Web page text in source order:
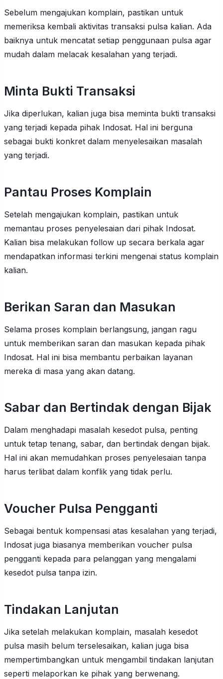
Sebelum mengajukan komplain, pastikan untuk
memeriksa kembali aktivitas transaksi pulsa kalian. Ada
baiknya untuk mencatat setiap penggunaan pulsa agar
mudah dalam melacak kesalahan yang terjadi.
Minta Bukti Transaksi
Jika diperlukan, kalian juga bisa meminta bukti transaksi
yang terjadi kepada pihak Indosat. Hal ini berguna
sebagai bukti konkret dalam menyelesaikan masalah
yang terjadi.
Pantau Proses Komplain
Setelah mengajukan komplain, pastikan untuk
memantau proses penyelesaian dari pihak Indosat.
Kalian bisa melakukan follow up secara berkala agar
mendapatkan informasi terkini mengenai status komplain
kalian.
Berikan Saran dan Masukan
Selama proses komplain berlangsung, jangan ragu
untuk memberikan saran dan masukan kepada pihak
Indosat. Hal ini bisa membantu perbaikan layanan
mereka di masa yang akan datang.
Sabar dan Bertindak dengan Bijak
Dalam menghadapi masalah kesedot pulsa, penting
untuk tetap tenang, sabar, dan bertindak dengan bijak.
Hal ini akan memudahkan proses penyelesaian tanpa
harus terlibat dalam konflik yang tidak perlu.
Voucher Pulsa Pengganti
Sebagai bentuk kompensasi atas kesalahan yang terjadi,
Indosat juga biasanya memberikan voucher pulsa
pengganti kepada para pelanggan yang mengalami
kesedot pulsa tanpa izin.
Tindakan Lanjutan
Jika setelah melakukan komplain, masalah kesedot
pulsa masih belum terselesaikan, kalian juga bisa
mempertimbangkan untuk mengambil tindakan lanjutan
seperti melaporkan ke pihak yang berwenang.